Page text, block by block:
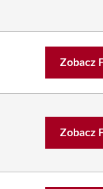
Zobacz
Zobacz